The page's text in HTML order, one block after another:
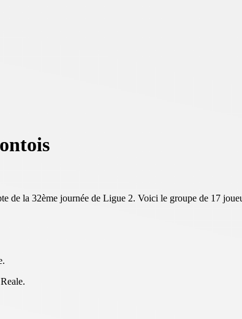
de la 32ème journée de Ligue 2. Voici le groupe de 17